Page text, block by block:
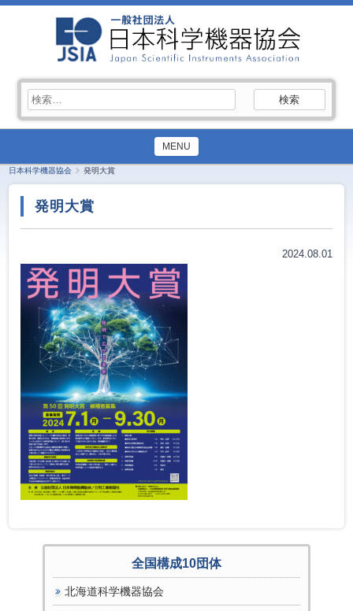
索:
MENU
日本科学機器協会 発明大賞
発明大賞
2024.08.01
全国構成10団体
北海道科学機器協会